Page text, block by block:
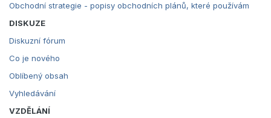
Obchodní strategie - popisy obchodních plánů, které používám
DISKUZE
Diskuzní fórum
Co je nového
Oblíbený obsah
Vyhledávání
VZDĚLÁNÍ